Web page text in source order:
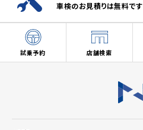
車検のお見積りは無料です
試乗予約 店舗検索